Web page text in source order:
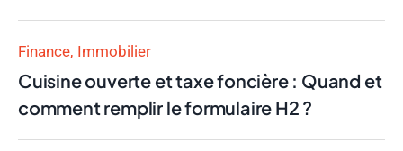
Finance Immobilier
Cuisine ouverte et taxe foncière : Quand et
comment remplir le formulaire H2 ?